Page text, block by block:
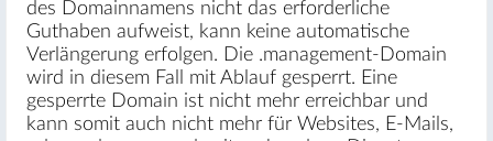
des Domainnamens nicht das erforderliche
Guthaben aufweist, kann keine automatische
Verlängerung erfolgen. Die .management-Domain
wird in diesem Fall mit Ablauf gesperrt. Eine
gesperrte Domain ist nicht mehr erreichbar und
kann somit auch nicht mehr für Websites, E-Mails,